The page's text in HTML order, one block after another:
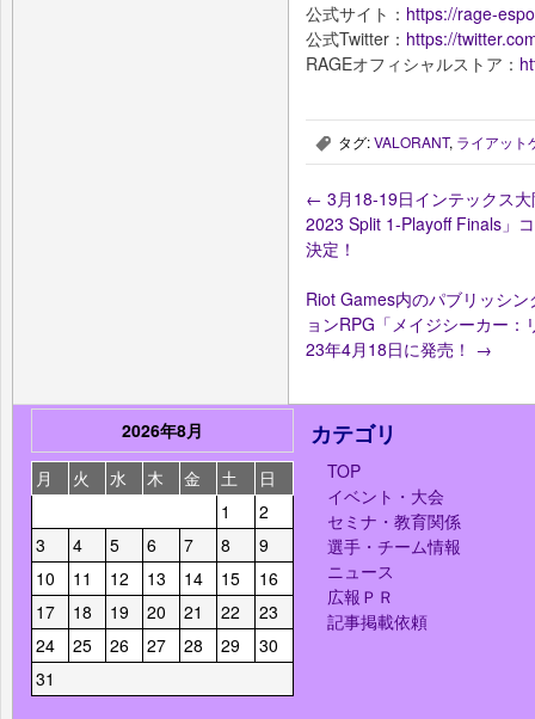
公式サイト： https://rage-
公式Twitter： https://
RAGEオフィシャルストア：
, タグ:VALORANT, ライアット
← 3月18-19日インテックス
2023 Split 1-Playoff Finals」
決定！
Riot Games内のパブリッシ
ョンRPG「メイジシーカー
23年4月18日に発売！ →
2026年8月
月
火 水 木 金 土
日
1
2
3
4 5 6 7 8
9
10
11 12 13 14 15
16
17
18 19 20 21 22
23
24
25 26 27 28 29
30
31
カテゴリ
TOP
イベント・大会
セミナ・教育関係
選手・チーム情報
ニュース
広報ＰＲ
記事掲載依頼